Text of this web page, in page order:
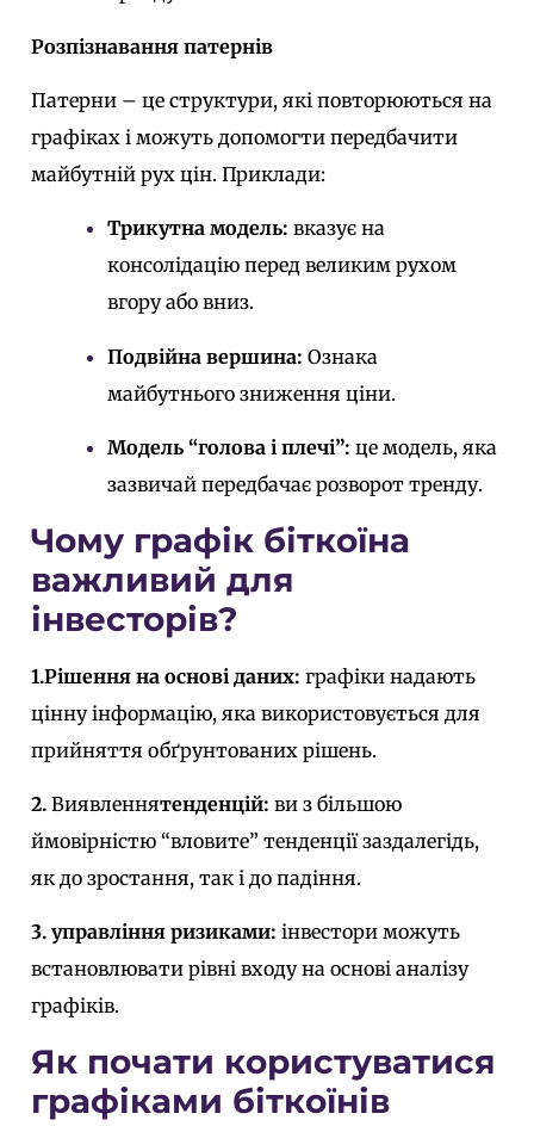
Розпізнавання патернів
Патерни – це структури, які повторюються на
графіках і можуть допомогти передбачити
майбутній рух цін. Приклади:
Трикутна модель: вказує на
консолідацію перед великим рухом
вгору або вниз.
Подвійна вершина: Ознака
майбутнього зниження ціни.
Модель “голова і плечі”: це модель, яка
зазвичай передбачає розворот тренду.
Чому графік біткоїна
важливий для
інвесторів?
1.Рішення на основі даних: графіки надають
цінну інформацію, яка використовується для
прийняття обґрунтованих рішень.
2. Виявленнятенденцій: ви з більшою
ймовірністю “вловите” тенденції заздалегідь,
як до зростання, так і до падіння.
3. управління ризиками: інвестори можуть
встановлювати рівні входу на основі аналізу
графіків.
Як почати користуватися
графіками біткоїнів